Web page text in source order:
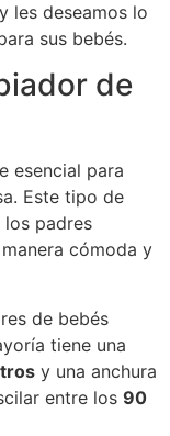
les deseamos lo
sus bebés.
de
esencial para
Este tipo de
los padres
cómoda y
de bebés
tiene una
y una anchura
entre los 90